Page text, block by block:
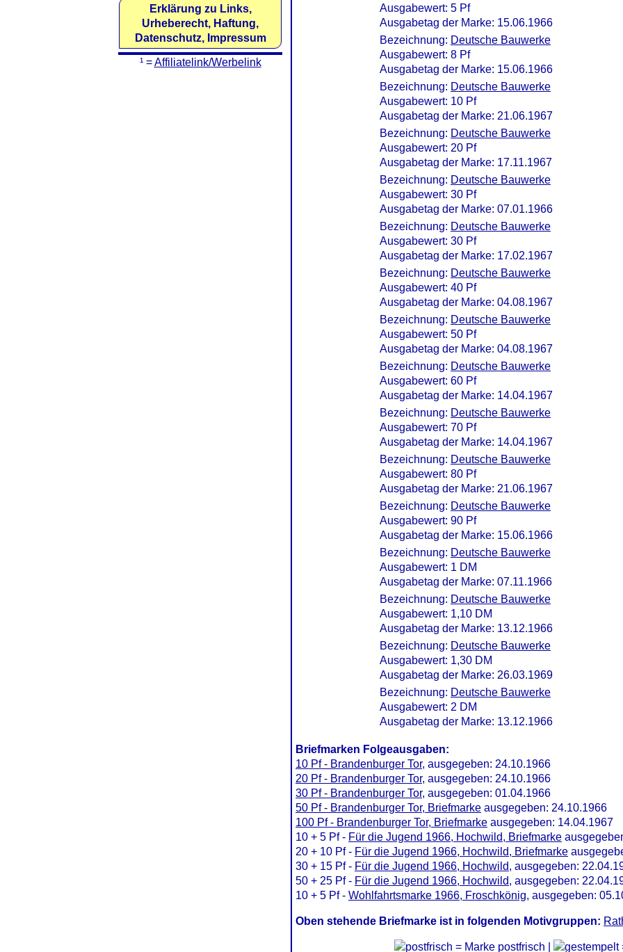
Ausgabewert: 5 Pf
Ausgabetag der Marke: 15.06.1966
Bezeichnung: Deutsche Bauwerke
Ausgabewert: 8 Pf
Ausgabetag der Marke: 15.06.1966
Bezeichnung: Deutsche Bauwerke
Ausgabewert: 10 Pf
Ausgabetag der Marke: 21.06.1967
Bezeichnung: Deutsche Bauwerke
Ausgabewert: 20 Pf
Ausgabetag der Marke: 17.11.1967
Bezeichnung: Deutsche Bauwerke
Ausgabewert: 30 Pf
Ausgabetag der Marke: 07.01.1966
Bezeichnung: Deutsche Bauwerke
Ausgabewert: 30 Pf
Ausgabetag der Marke: 17.02.1967
Bezeichnung: Deutsche Bauwerke
Ausgabewert: 40 Pf
Ausgabetag der Marke: 04.08.1967
Bezeichnung: Deutsche Bauwerke
Ausgabewert: 50 Pf
Ausgabetag der Marke: 04.08.1967
Bezeichnung: Deutsche Bauwerke
Ausgabewert: 60 Pf
Ausgabetag der Marke: 14.04.1967
Bezeichnung: Deutsche Bauwerke
Ausgabewert: 70 Pf
Ausgabetag der Marke: 14.04.1967
Bezeichnung: Deutsche Bauwerke
Ausgabewert: 80 Pf
Ausgabetag der Marke: 21.06.1967
Bezeichnung: Deutsche Bauwerke
Ausgabewert: 90 Pf
Ausgabetag der Marke: 15.06.1966
Bezeichnung: Deutsche Bauwerke
Ausgabewert: 1 DM
Ausgabetag der Marke: 07.11.1966
Bezeichnung: Deutsche Bauwerke
Ausgabewert: 1,10 DM
Ausgabetag der Marke: 13.12.1966
Bezeichnung: Deutsche Bauwerke
Ausgabewert: 1,30 DM
Ausgabetag der Marke: 26.03.1969
Bezeichnung: Deutsche Bauwerke
Ausgabewert: 2 DM
Ausgabetag der Marke: 13.12.1966
Briefmarken Folgeausgaben:
10 Pf - Brandenburger Tor, ausgegeben: 24.10.1966
20 Pf - Brandenburger Tor, ausgegeben: 24.10.1966
30 Pf - Brandenburger Tor, ausgegeben: 01.04.1966
50 Pf - Brandenburger Tor, Briefmarke ausgegeben: 24.10.1966
100 Pf - Brandenburger Tor, Briefmarke ausgegeben: 14.04.1967
10 + 5 Pf - Für die Jugend 1966, Hochwild, Briefmarke
20 + 10 Pf - Für die Jugend 1966, Hochwild, Briefmarke
30 + 15 Pf - Für die Jugend 1966, Hochwild, ausgegeben:
50 + 25 Pf - Für die Jugend 1966, Hochwild, ausgegeben:
10 + 5 Pf - Wohlfahrtsmarke 1966, Froschkönig, ausgegeben:
Oben stehende Briefmarke ist in folgenden Motivgruppen:
= Marke postfrisch |
Erklärung zu Links,
Urheberecht, Haftung,
Datenschutz, Impressum
¹ =Affiliatelink/Werbelink